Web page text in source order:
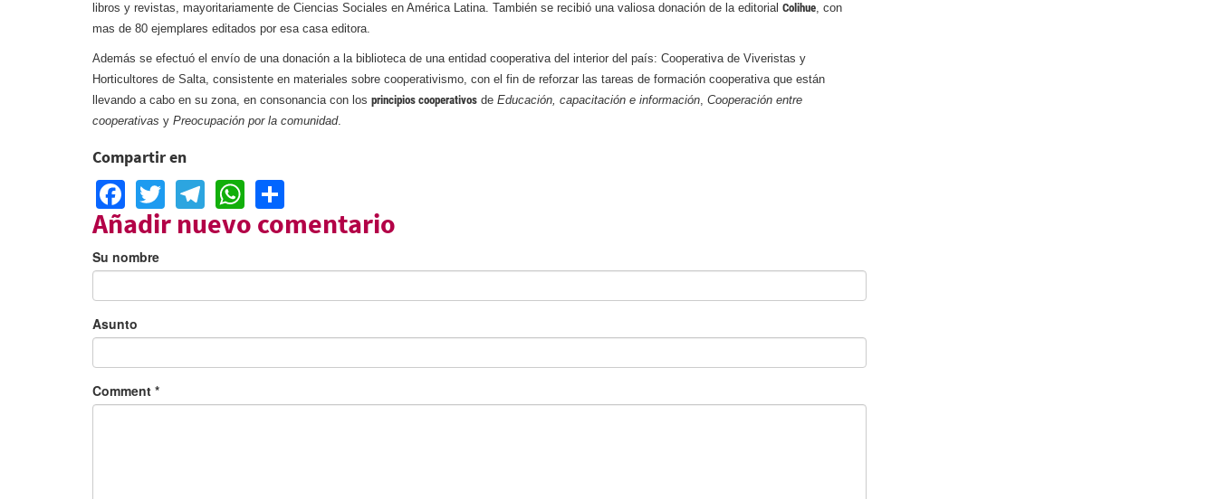
libros y revistas, mayoritariamente de Ciencias Sociales en América Latina. También se recibió una valiosa donación de la editorial Colihue, con
mas de 80 ejemplares editados por esa casa editora.
Además se efectuó el envío de una donación a la biblioteca de una entidad cooperativa del interior del país: Cooperativa de Viveristas y
Horticultores de Salta, consistente en materiales sobre cooperativismo, con el fin de reforzar las tareas de formación cooperativa que están
llevando a cabo en su zona, en consonancia con los principios cooperativos de Educación, capacitación e información, Cooperación entre
cooperativas y Preocupación por la comunidad.
Compartir en
Facebook
TwitterTelegram
WhatsApp
Añadir nuevo comentario
Su nombre
Asunto
Comment *